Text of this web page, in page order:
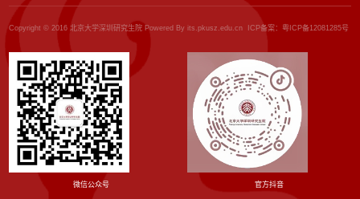
Copyright © 2016 北京大学深圳研究生院 Powered By its.pkusz.edu.cn ICP备案：粤ICP备12081285号
微信公众号 官方抖音